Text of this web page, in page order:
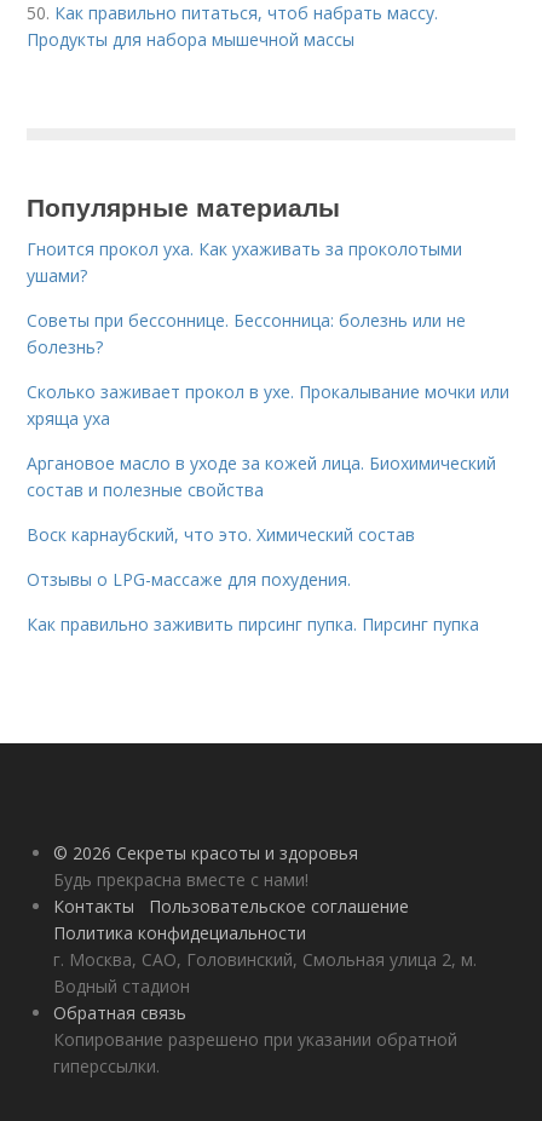
50. Как правильно питаться, чтоб набрать массу.
Продукты для набора мышечной массы
Популярные материалы
Гноится прокол уха. Как ухаживать за проколотыми
ушами?
Советы при бессоннице. Бессонница: болезнь или не
болезнь?
Сколько заживает прокол в ухе. Прокалывание мочки или
хряща уха
Аргановое масло в уходе за кожей лица. Биохимический
состав и полезные свойства
Воск карнаубский, что это. Химический состав
Отзывы о LPG-массаже для похудения.
Как правильно заживить пирсинг пупка. Пирсинг пупка
© 2026 Секреты красоты и здоровья
Будь прекрасна вместе с нами!
Контакты
Пользовательское соглашение
Политика конфидециальности
г. Москва, САО, Головинский, Смольная улица 2, м.
Водный стадион
Обратная связь
Копирование разрешено при указании обратной
гиперссылки.